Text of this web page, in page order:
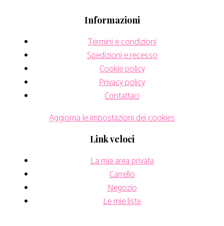
Informazioni
Termini e condizioni
Spedizioni e recesso
Cookie policy
Privacy policy
Contattaci
Aggiorna le impostazioni dei cookies
Link veloci
La mia area privata
Carrello
Negozio
Le mie liste